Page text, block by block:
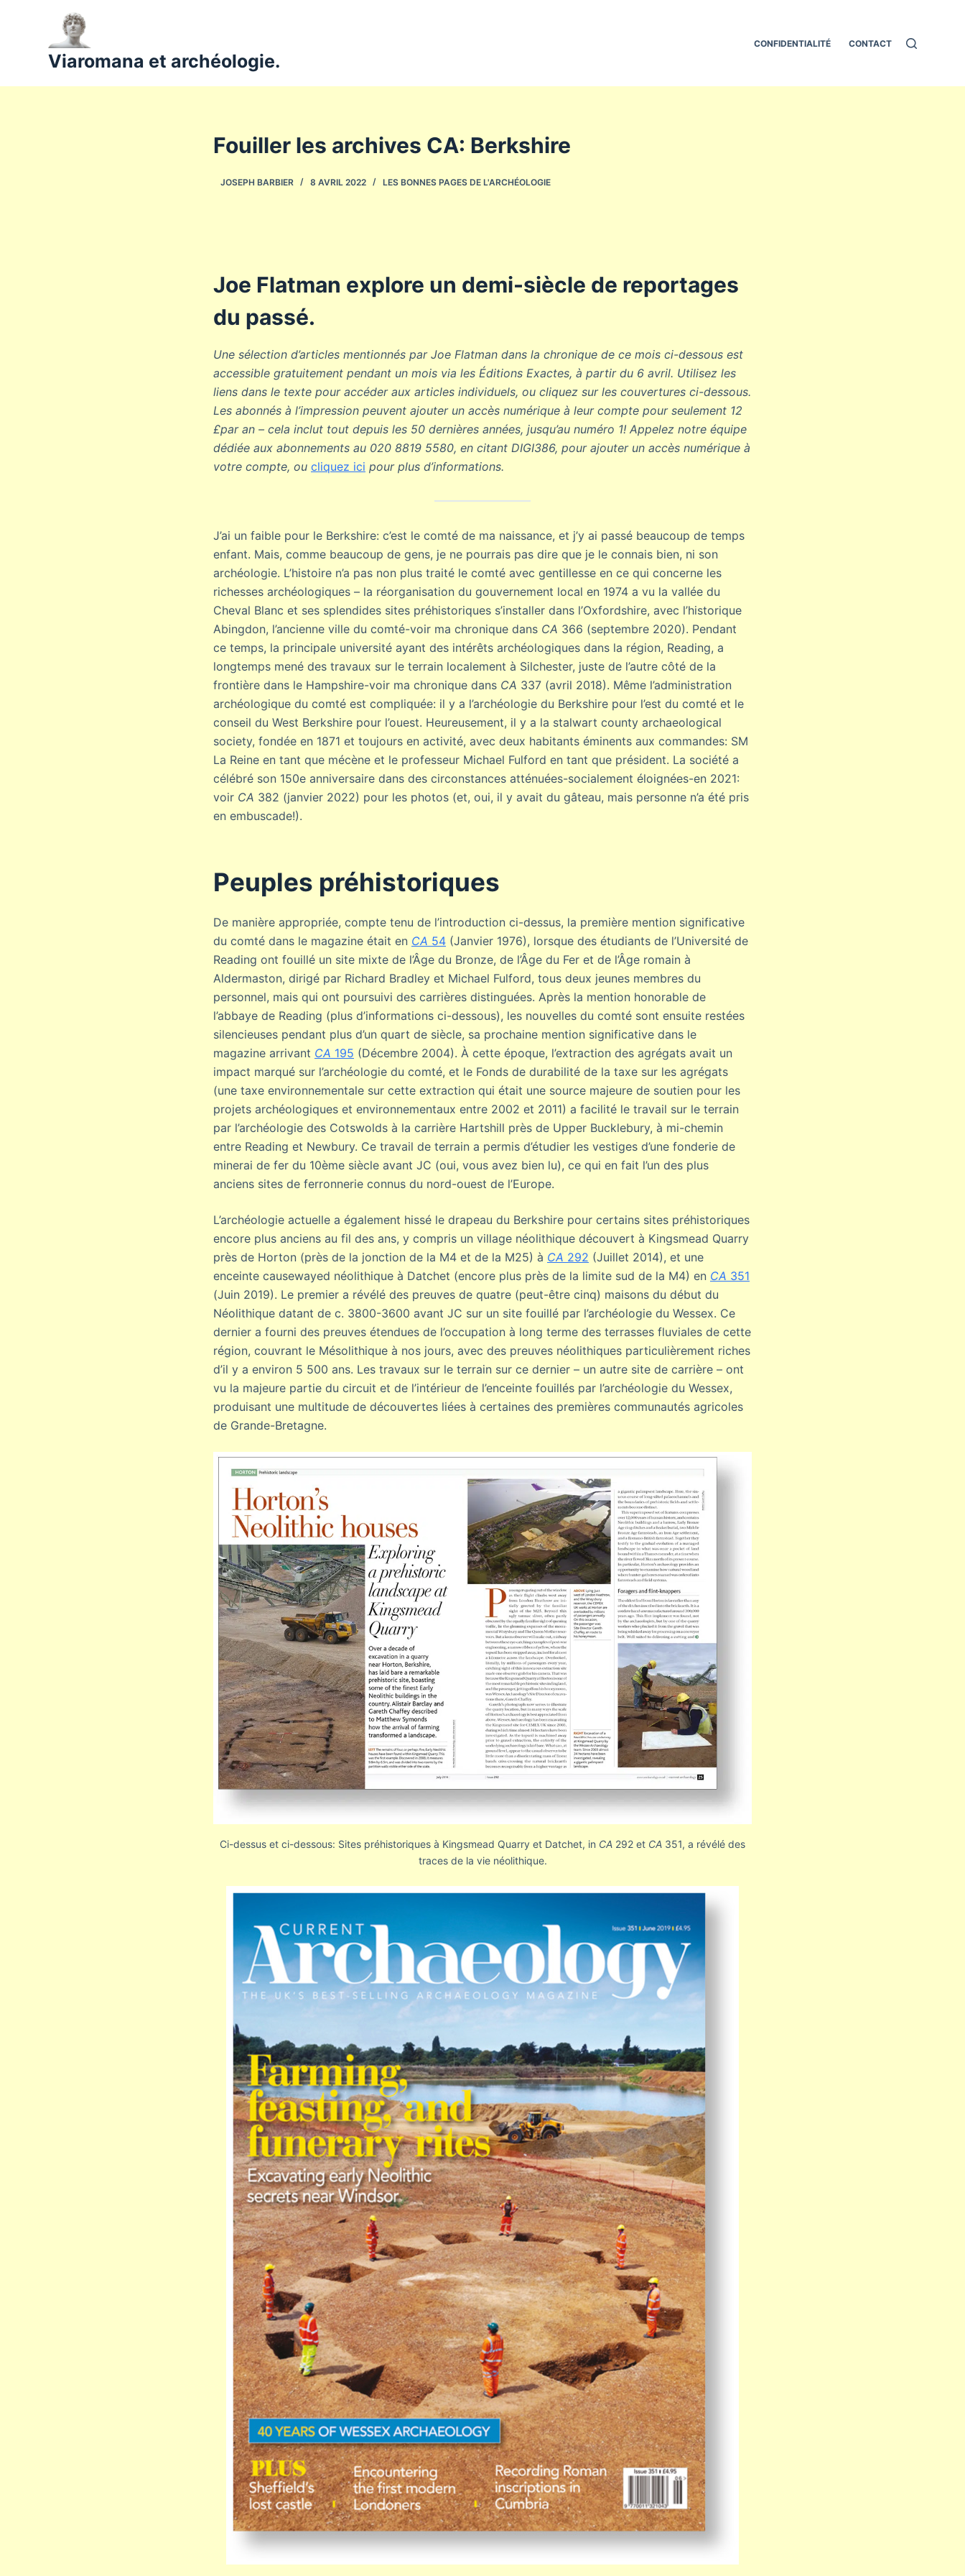
Viaromana et archéologie.
CONFIDENTIALITÉ CONTACT
Fouiller les archives CA: Berkshire
JOSEPH BARBIER 8 AVRIL 2022 LES BONNES PAGES DE L'ARCHÉOLOGIE
Joe Flatman explore un demi-siècle de reportages
du passé.
Une sélection d’articles mentionnés par Joe Flatman dans la chronique de ce mois ci-dessous est
accessible gratuitement pendant un mois via les Éditions Exactes, à partir du 6 avril. Utilisez les
liens dans le texte pour accéder aux articles individuels, ou cliquez sur les couvertures ci-dessous.
Les abonnés à l’impression peuvent ajouter un accès numérique à leur compte pour seulement 12
£par an – cela inclut tout depuis les 50 dernières années, jusqu’au numéro 1! Appelez notre équipe
dédiée aux abonnements au 020 8819 5580, en citant DIGI386, pour ajouter un accès numérique à
votre compte, ou cliquez ici pour plus d’informations.
J’ai un faible pour le Berkshire: c’est le comté de ma naissance, et j’y ai passé beaucoup de temps
enfant. Mais, comme beaucoup de gens, je ne pourrais pas dire que je le connais bien, ni son
archéologie. L’histoire n’a pas non plus traité le comté avec gentillesse en ce qui concerne les
richesses archéologiques – la réorganisation du gouvernement local en 1974 a vu la vallée du
Cheval Blanc et ses splendides sites préhistoriques s’installer dans l’Oxfordshire, avec l’historique
Abingdon, l’ancienne ville du comté-voir ma chronique dans CA 366 (septembre 2020). Pendant
ce temps, la principale université ayant des intérêts archéologiques dans la région, Reading, a
longtemps mené des travaux sur le terrain localement à Silchester, juste de l’autre côté de la
frontière dans le Hampshire-voir ma chronique dans CA 337 (avril 2018). Même l’administration
archéologique du comté est compliquée: il y a l’archéologie du Berkshire pour l’est du comté et le
conseil du West Berkshire pour l’ouest. Heureusement, il y a la stalwart county archaeological
society, fondée en 1871 et toujours en activité, avec deux habitants éminents aux commandes: SM
La Reine en tant que mécène et le professeur Michael Fulford en tant que président. La société a
célébré son 150e anniversaire dans des circonstances atténuées-socialement éloignées-en 2021:
voir CA 382 (janvier 2022) pour les photos (et, oui, il y avait du gâteau, mais personne n’a été pris
en embuscade!).
Peuples préhistoriques
De manière appropriée, compte tenu de l’introduction ci-dessus, la première mention significative
du comté dans le magazine était en CA 54 (Janvier 1976), lorsque des étudiants de l’Université de
Reading ont fouillé un site mixte de l’Âge du Bronze, de l’Âge du Fer et de l’Âge romain à
Aldermaston, dirigé par Richard Bradley et Michael Fulford, tous deux jeunes membres du
personnel, mais qui ont poursuivi des carrières distinguées. Après la mention honorable de
l’abbaye de Reading (plus d’informations ci-dessous), les nouvelles du comté sont ensuite restées
silencieuses pendant plus d’un quart de siècle, sa prochaine mention significative dans le
magazine arrivant CA 195 (Décembre 2004). À cette époque, l’extraction des agrégats avait un
impact marqué sur l’archéologie du comté, et le Fonds de durabilité de la taxe sur les agrégats
(une taxe environnementale sur cette extraction qui était une source majeure de soutien pour les
projets archéologiques et environnementaux entre 2002 et 2011) a facilité le travail sur le terrain
par l’archéologie des Cotswolds à la carrière Hartshill près de Upper Bucklebury, à mi-chemin
entre Reading et Newbury. Ce travail de terrain a permis d’étudier les vestiges d’une fonderie de
minerai de fer du 10ème siècle avant JC (oui, vous avez bien lu), ce qui en fait l’un des plus
anciens sites de ferronnerie connus du nord-ouest de l’Europe.
L’archéologie actuelle a également hissé le drapeau du Berkshire pour certains sites préhistoriques
encore plus anciens au fil des ans, y compris un village néolithique découvert à Kingsmead Quarry
près de Horton (près de la jonction de la M4 et de la M25) à CA 292 (Juillet 2014), et une
enceinte causewayed néolithique à Datchet (encore plus près de la limite sud de la M4) en CA 351
(Juin 2019). Le premier a révélé des preuves de quatre (peut-être cinq) maisons du début du
Néolithique datant de c. 3800-3600 avant JC sur un site fouillé par l’archéologie du Wessex. Ce
dernier a fourni des preuves étendues de l’occupation à long terme des terrasses fluviales de cette
région, couvrant le Mésolithique à nos jours, avec des preuves néolithiques particulièrement riches
d’il y a environ 5 500 ans. Les travaux sur le terrain sur ce dernier – un autre site de carrière – ont
vu la majeure partie du circuit et de l’intérieur de l’enceinte fouillés par l’archéologie du Wessex,
produisant une multitude de découvertes liées à certaines des premières communautés agricoles
de Grande-Bretagne.
Ci-dessus et ci-dessous: Sites préhistoriques à Kingsmead Quarry et Datchet, in CA 292 et CA 351, a révélé des
traces de la vie néolithique.